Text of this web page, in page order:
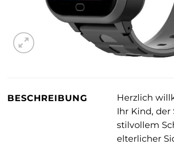
BESCHREIBUNG
Herzlich
Ihr Kind,
stilvollem
elterlicher